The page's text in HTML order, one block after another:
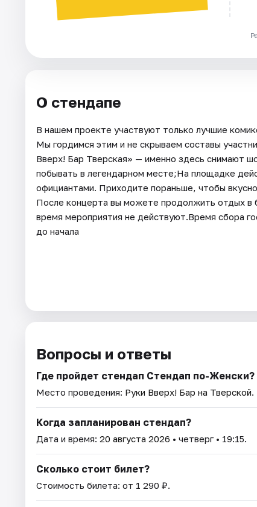
О стендапе
В нашем проекте участвуют только лучшие
Мы гордимся этим и не скрываем составы
Вверх! Бар Тверская» — именно здесь снимают
побывать в легендарном месте;На площадке
официантами. Приходите пораньше, чтобы
После концерта вы можете продолжить отдых в
время мероприятия не действуют.Время сбора
до начала
Вопросы и ответы
Где пройдет стендап Стендап по-Женски?
Место проведения: Руки Вверх! Бар на Тверской.
Когда запланирован стендап?
Дата и время: 20 августа 2026 • четверг • 19:15.
Сколько стоит билет?
Стоимость билета: от 1 290 ₽.